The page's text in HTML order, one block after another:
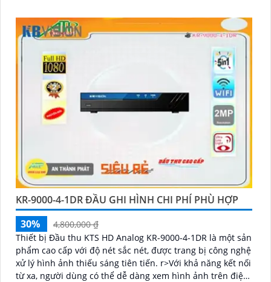
KR-9000-4-1DR ĐẦU GHI HÌNH CHI PHÍ PHÙ HỢP
30%
4,800,000 ₫
Thiết bị Đầu thu KTS HD Analog KR-9000-4-1DR là một sản
phẩm cao cấp với độ nét sắc nét, được trang bị công nghệ
xử lý hình ảnh thiếu sáng tiên tiến. r>Với khả năng kết nối
từ xa, người dùng có thể dễ dàng xem hình ảnh trên điện